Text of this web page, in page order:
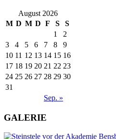
August 2026
M D M D F S S
Sep. »
1
2
3
4 5 6 7 8
9
10 11 12 13 14 15 16
17 18 19 20 21 22 23
24 25 26 27 28 29 30
31
GALERIE